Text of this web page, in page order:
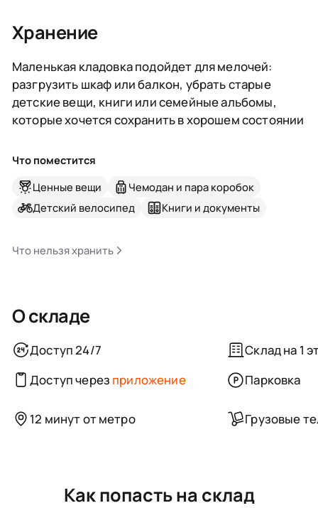
Хранение
Маленькая кладовка подойдет для мелочей:
разгрузить шкаф или балкон, убрать старые
детские вещи, книги или семейные альбомы,
которые хочется сохранить в хорошем состоянии
Что поместится
Ценные вещи
Чемодан и пара коробок
Детский велосипед
Книги и документы
Что нельзя хранить
О складе
Доступ 24/7
Склад на 1
Доступ через приложение Парковка
12 минут от метро Грузовые
Как попасть на склад